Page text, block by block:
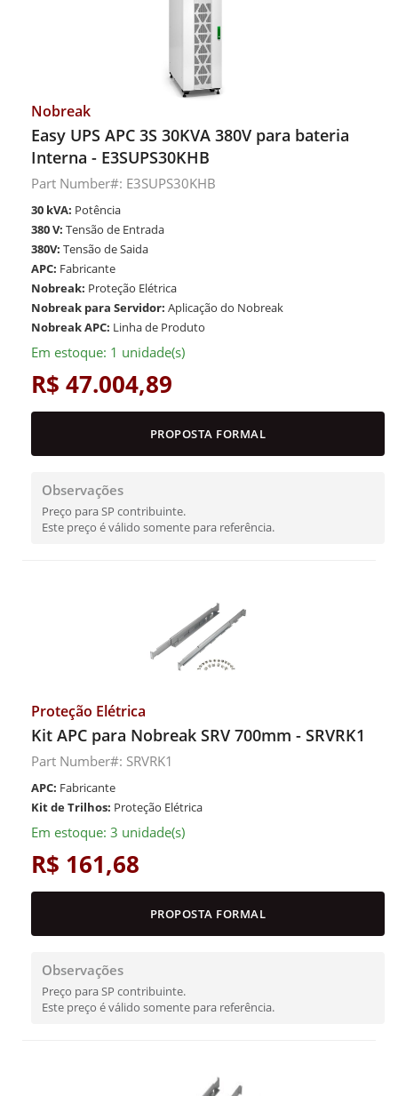
Nobreak
Easy UPS APC 3S 30KVA 380V para bateria
Interna - E3SUPS30KHB
Part Number#: E3SUPS30KHB
30 kVA: Potência
380 V: Tensão de Entrada
380V: Tensão de Saida
APC: Fabricante
Nobreak: Proteção Elétrica
Nobreak para Servidor: Aplicação do Nobreak
Nobreak APC: Linha de Produto
Em estoque: 1 unidade(s)
R$ 47.004,89
PROPOSTA FORMAL
Observações
Preço para SP contribuinte.
Este preço é válido somente para referência.
Proteção Elétrica
Kit APC para Nobreak SRV 700mm - SRVRK1
Part Number#: SRVRK1
APC: Fabricante
Kit de Trilhos: Proteção Elétrica
Em estoque: 3 unidade(s)
R$ 161,68
PROPOSTA FORMAL
Observações
Preço para SP contribuinte.
Este preço é válido somente para referência.